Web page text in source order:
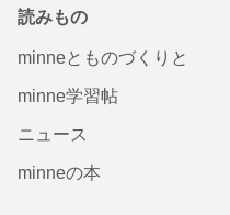
読みもの
minneとものづくりと
minne学習帖
ニュース
minneの本